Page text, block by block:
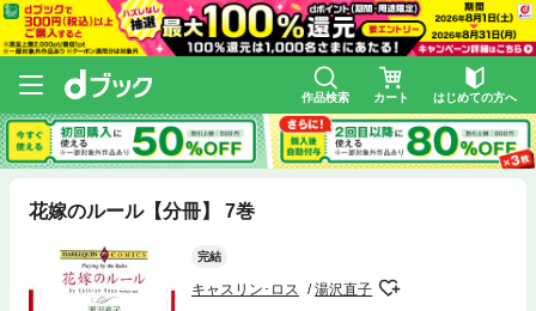
作品検索 カート はじめての方へ
花嫁のルール【分冊】 7巻
完結
キャスリン･ロス 湯沢直子